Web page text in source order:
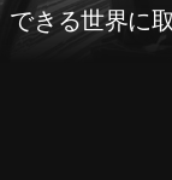
できる世界に